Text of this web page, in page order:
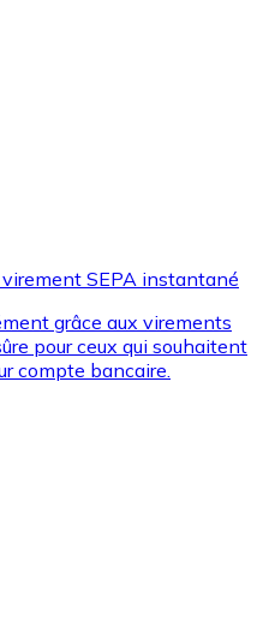
SEPA instantané
grâce aux virements
pour ceux qui souhaitent
compte bancaire.